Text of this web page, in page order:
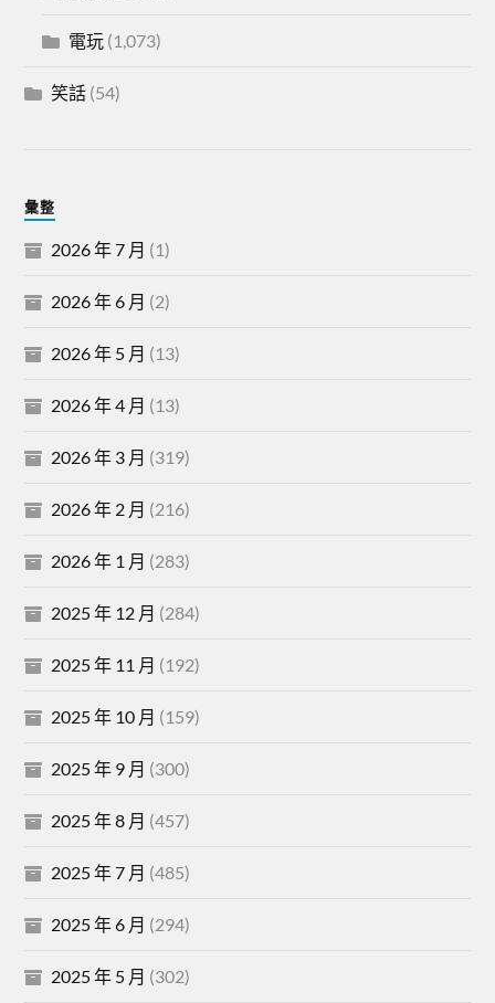
電玩 (1,073)
笑話 (54)
彙整
2026 年 7 月 (1)
2026 年 6 月 (2)
2026 年 5 月 (13)
2026 年 4 月 (13)
2026 年 3 月 (319)
2026 年 2 月 (216)
2026 年 1 月 (283)
2025 年 12 月 (284)
2025 年 11 月 (192)
2025 年 10 月 (159)
2025 年 9 月 (300)
2025 年 8 月 (457)
2025 年 7 月 (485)
2025 年 6 月 (294)
2025 年 5 月 (302)